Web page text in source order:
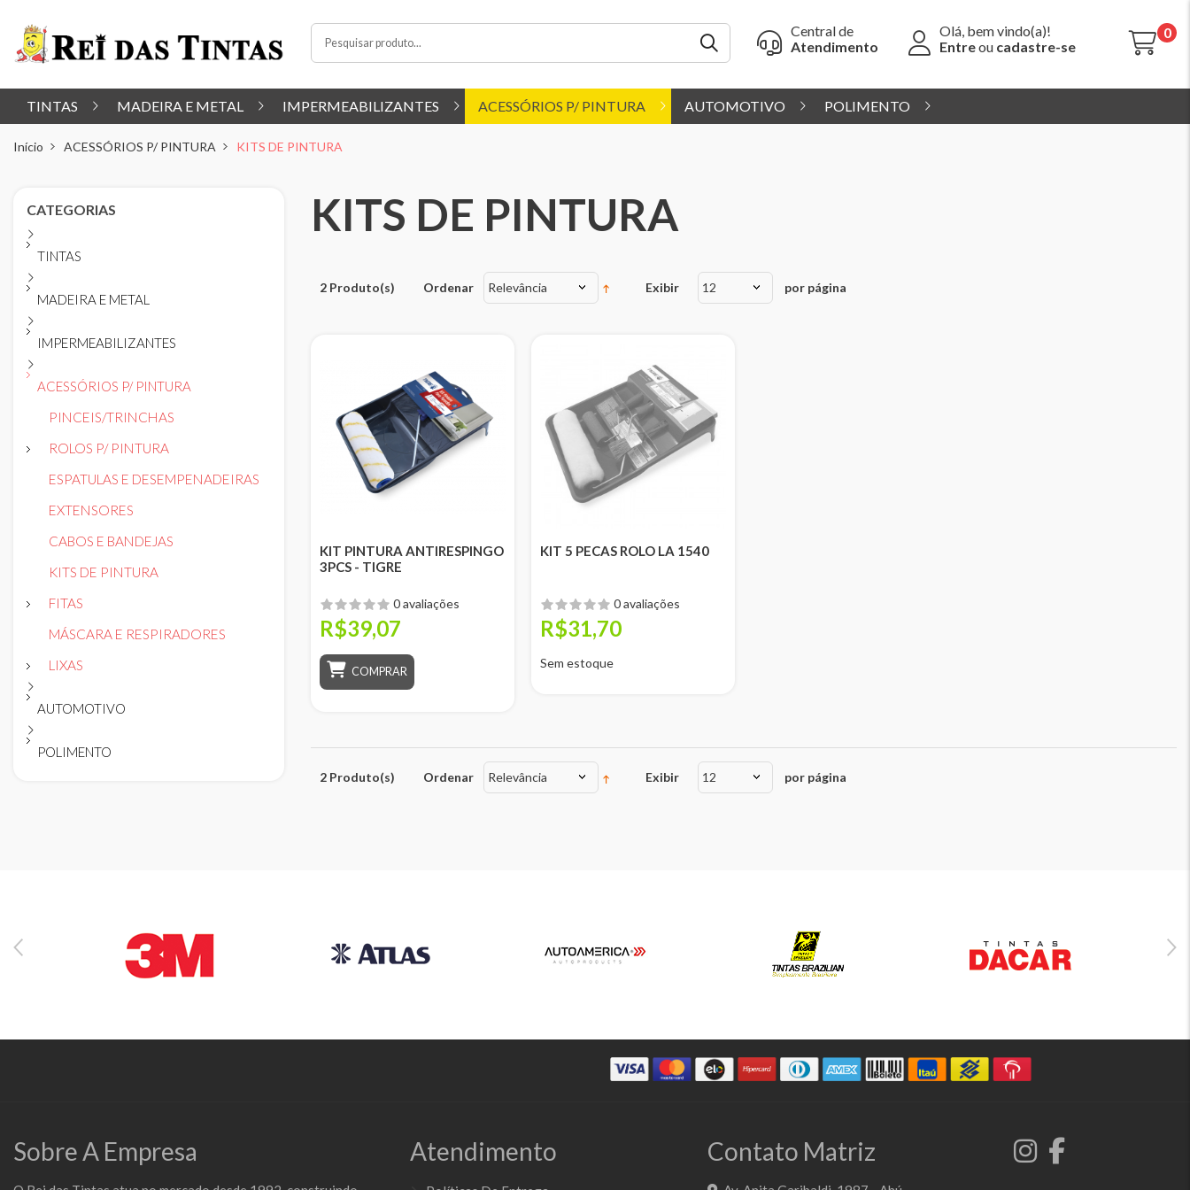
Central de
Atendimento
Olá, bem vindo(a)!
Entreou cadastre-se
0
TINTAS MADEIRA E METAL IMPERMEABILIZANTES ACESSÓRIOS P/ PINTURA AUTOMOTIVO POLIMENTO
Início ACESSÓRIOS P/ PINTURA KITS DE PINTURA
CATEGORIAS
TINTAS
MADEIRA E METAL
IMPERMEABILIZANTES
ACESSÓRIOS P/ PINTURA
PINCEIS/TRINCHAS
ROLOS P/ PINTURA
ESPATULAS E DESEMPENADEIRAS
EXTENSORES
CABOS E BANDEJAS
KITS DE PINTURA
FITAS
MÁSCARA E RESPIRADORES
LIXAS
AUTOMOTIVO
POLIMENTO
KITS DE PINTURA
2 Produto(s) Ordenar Relevância Exibir 12 por página
KIT PINTURA ANTIRESPINGO
3PCS - TIGRE
0 avaliações
R$39,07
COMPRAR
KIT 5 PECAS ROLO LA 1540
0 avaliações
R$31,70
Sem estoque
2 Produto(s) Ordenar Relevância Exibir 12 por página
Sobre A Empresa Atendimento Contato Matriz